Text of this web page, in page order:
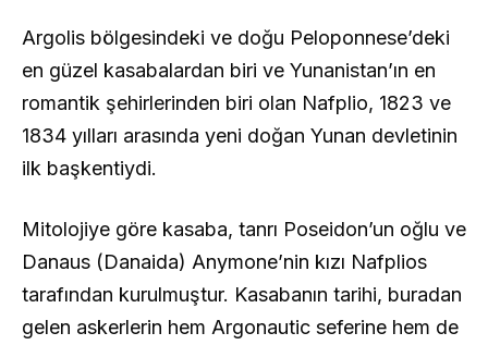
Argolis bölgesindeki ve doğu Peloponnese’deki
en güzel kasabalardan biri ve Yunanistan’ın en
romantik şehirlerinden biri olan Nafplio, 1823 ve
1834 yılları arasında yeni doğan Yunan devletinin
ilk başkentiydi.
Mitolojiye göre kasaba, tanrı Poseidon’un oğlu ve
Danaus (Danaida) Anymone’nin kızı Nafplios
tarafından kurulmuştur. Kasabanın tarihi, buradan
gelen askerlerin hem Argonautic seferine hem de